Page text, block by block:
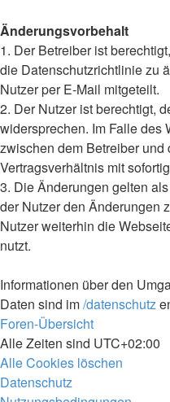
Änderungsvorbehalt
1. Der Betreiber ist
die Datenschutzrichtlinie zu
Nutzer per E-Mail mitgeteilt.
2. Der Nutzer ist berechtigt,
widersprechen. Im Falle des
zwischen dem Betreiber
Vertragsverhältnis mit
3. Die Änderungen gelten
der Nutzer den Änderungen
Nutzer weiterhin die
nutzt.
Informationen über den
Daten sind im/datenschutz
Foren-Übersicht
Alle Zeiten sind UTC+02:00
Alle Cookies löschen
Datenschutz